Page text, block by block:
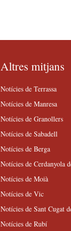
Altres mitjans
Notícies de Terrassa
Notícies de Manresa
Notícies de Granollers
Notícies de Sabadell
Notícies de Berga
Notícies de Cerdanyola
Notícies de Moià
Notícies de Vic
Notícies de Sant Cugat
Notícies de Rubí